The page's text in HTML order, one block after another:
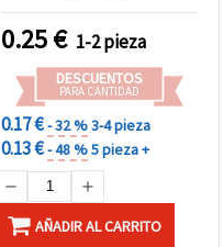
manualidades
personalizadas
0.25€ 1-2 pieza
DESCUENTOS
PARA CANTIDAD
0.17 €- 32 %3-4 pieza
0.13 €- 48 %5 pieza +
AÑADIR AL CARRITO